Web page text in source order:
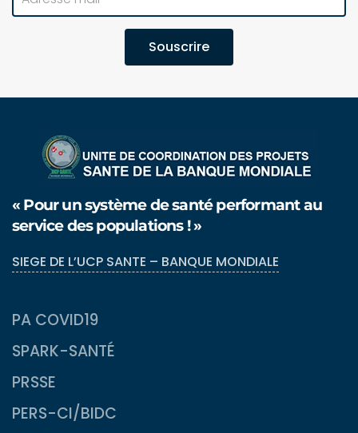
Souscrire
« Pour un système de santé performant au
service des populations ! »
SIEGE DE L’UCP SANTE – BANQUE MONDIALE
PA COVID19
SPARK-SANTÉ
PRSSE
PERS-CI/BIDC